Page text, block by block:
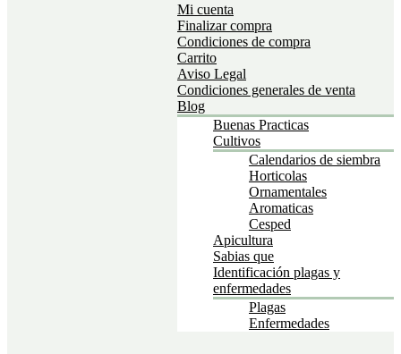
Mi cuenta
Finalizar compra
Condiciones de compra
Carrito
Aviso Legal
Condiciones generales de venta
Blog
Buenas Practicas
Cultivos
Calendarios de siembra
Horticolas
Ornamentales
Aromaticas
Cesped
Apicultura
Sabias que
Identificación plagas y
enfermedades
Plagas
Enfermedades